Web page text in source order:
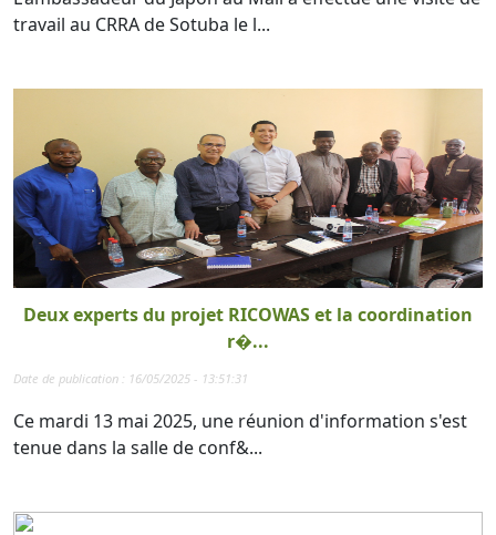
travail au CRRA de Sotuba le l...
Deux experts du projet RICOWAS et la coordination
r�...
Date de publication : 16/05/2025 - 13:51:31
Ce mardi 13 mai 2025, une réunion d'information s'est
tenue dans la salle de conf&...